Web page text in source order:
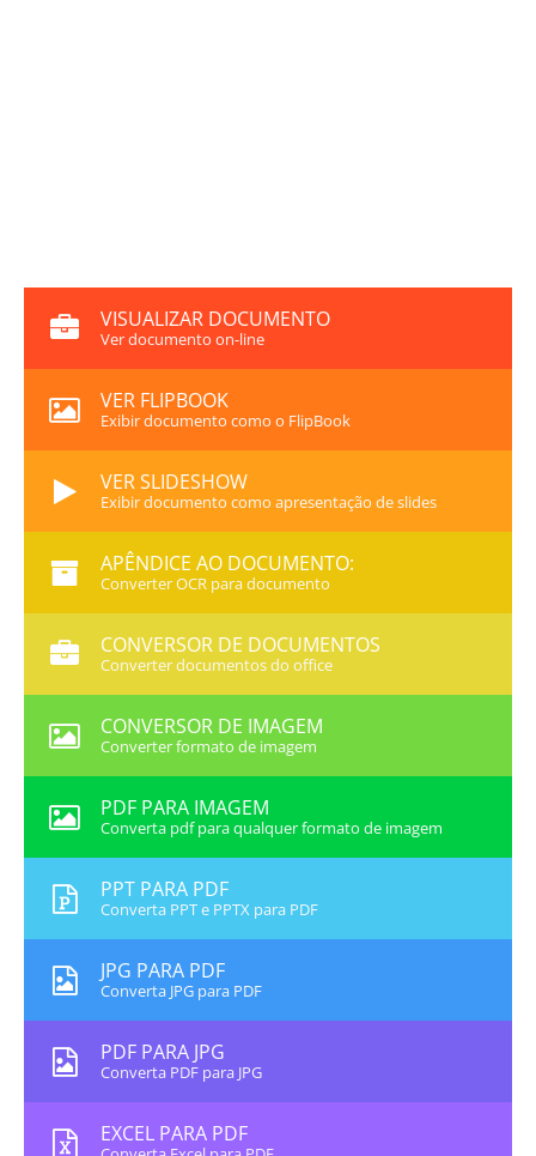
VISUALIZAR DOCUMENTO
Ver documento on-line
VER FLIPBOOK
Exibir documento como o FlipBook
VER SLIDESHOW
Exibir documento como apresentação de slides
APÊNDICE AO DOCUMENTO:
Converter OCR para documento
CONVERSOR DE DOCUMENTOS
Converter documentos do office
CONVERSOR DE IMAGEM
Converter formato de imagem
PDF PARA IMAGEM
Converta pdf para qualquer formato de imagem
PPT PARA PDF
Converta PPT e PPTX para PDF
JPG PARA PDF
Converta JPG para PDF
PDF PARA JPG
Converta PDF para JPG
EXCEL PARA PDF